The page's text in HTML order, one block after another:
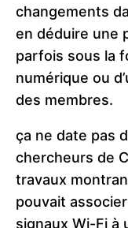
changements
en déduire une
parfois sous la
numérique ou
des membres.
ça ne date pas
chercheurs de
travaux
pouvait
signaux Wi-Fi à